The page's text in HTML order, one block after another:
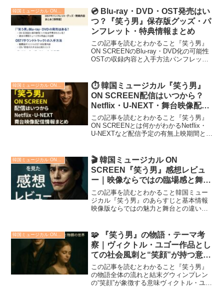
男』は、ヴィクトル・ユゴー原作の物語
に加えて、重...
💿 Blu-ray・DVD・OST発売はい
つ？『笑う男』保存版グッズ・パ
ンフレット・特典情報まとめ
この記事を読むとわかること『笑う男』
ON SCREENのBlu-ray・DVD化の可能性
OSTの収録内容と入手方法パンフレッ
ジカル『笑う男』の感動を、手元に残し
て繰り返し...
⏱️ 韓国ミュージカル『笑う男』
ON SCREEN配信はいつから？
Netflix・U-NEXT・舞台映像配信
情報まとめ
この記事を読むとわかること『笑う男』
ON SCREENとは何かがわかるNetflix・
U-NEXTなど配信予定の有無上映期間と出
を原作に、韓国で制作された大...
韓国ミュージカル ON SCREEN『笑う男』
🎬 韓国ミュージカル ON
SCREEN『笑う男』感想レビュ
ー｜映像ならではの臨場感と舞台
演出の融合（ネタバレなし）
この記事を読むとわかること韓国ミュー
ジカル『笑う男』のあらすじと基本情報
映像版ならではの魅力と舞台との違いど
ジカル ON SCREEN『笑う男』。舞台で
人気...
🧩 『笑う男』の物語・テーマ考
察｜ヴィクトル・ユゴー作品とし
ての社会風刺と“笑顔”が持つ意味
（ネタバレあり）
この記事を読むとわかること『笑う男』
の物語全体の流れと結末グウィンプレン
の“笑顔”が象徴する意味ヴィクトル・ユゴ